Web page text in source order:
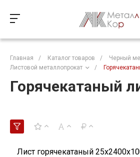
Главная / Каталог товаров / Черный
Листовой металлопрокат
/
Горячекатаный
Лист горячекатаный